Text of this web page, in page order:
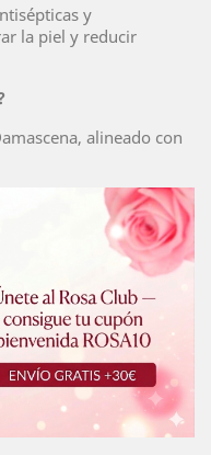
y
la piel y reducir
alineado con